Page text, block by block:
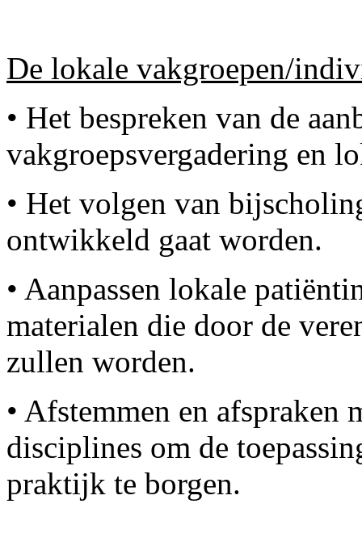
De lokale vakgroepen/
• Het bespreken van de
vakgroepsvergadering en
• Het volgen van
ontwikkeld gaat worden.
• Aanpassen lokale
materialen die door de
zullen worden.
• Afstemmen en afspraken
disciplines om de
praktijk te borgen.